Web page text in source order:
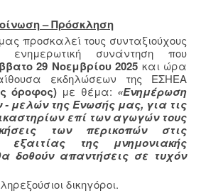
– Πρόσκληση
προσκαλεί τους συνταξιούχους
συνάντηση που
29 Νοεμβρίου 2025 και ώρα
εκδηλώσεων της ΕΣΗΕΑ
όροφος) με θέμα: «Ενημέρωση
- μελών της Ενωσής μας, για τις
επί των αγωγών τους
των περικοπών στις
εξαιτίας της μνημονιακής
δοθούν απαντήσεις σε τυχόν
δικηγόροι.